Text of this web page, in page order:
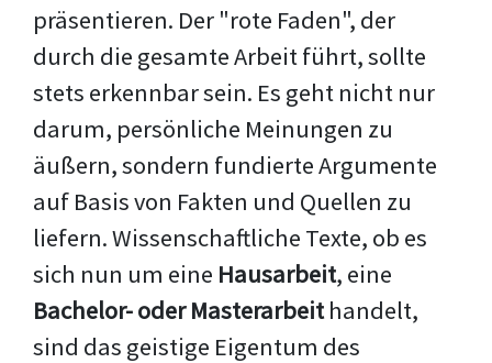
präsentieren. Der "rote Faden", der
durch die gesamte Arbeit führt, sollte
stets erkennbar sein. Es geht nicht nur
darum, persönliche Meinungen zu
äußern, sondern fundierte Argumente
auf Basis von Fakten und Quellen zu
liefern. Wissenschaftliche Texte, ob es
sich nun um eine Hausarbeit, eine
Bachelor- oder Masterarbeithandelt,
sind das geistige Eigentum des